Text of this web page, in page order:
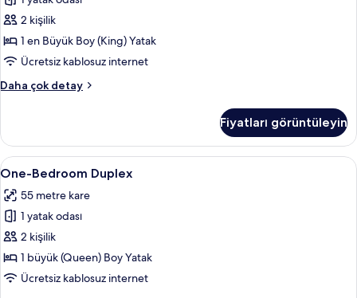
Nehir
Manzaralı
için
fotoğrafları
2 kişilik
1 en Büyük Boy (King) Yatak
Ücretsiz kablosuz internet
Daha çok detay
Süit,
Nehir
Manzaralı
hakkında
fazla
detay
Fiyatları görüntüleyin
One-
Bedroom
Duplex
için
tüm
fotoğrafları
görün
Anti alerjik yatak takımı, ücretsiz
5
One-Bedroom Duplex
55 metre kare
1 yatak odası
2 kişilik
1 büyük (Queen) Boy Yatak
Ücretsiz kablosuz internet